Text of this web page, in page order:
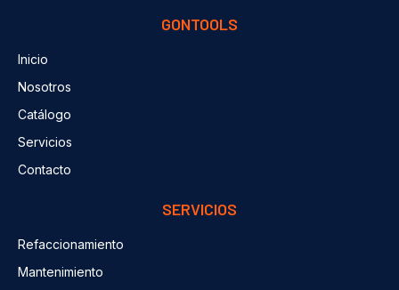
GONTOOLS
Inicio
Nosotros
Catálogo
Servicios
Contacto
SERVICIOS
Refaccionamiento
Mantenimiento